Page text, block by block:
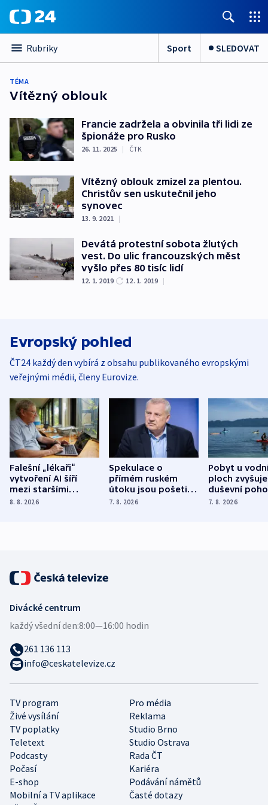
Rubriky Sport SLEDOVAT
TÉMA
Vítězný oblouk
Francie zadržela a obvinila tři lidi ze
špionáže pro Rusko
26. 11. 2025 | ČTK
Vítězný oblouk zmizel za plentou.
Christův sen uskutečnil jeho
synovec
13. 9. 2021 |
Devátá protestní sobota žlutých
vest. Do ulic francouzských měst
vyšlo přes 80 tisíc lidí
12. 1. 2019 12. 1. 2019 |
Evropský pohled
ČT24 každý den vybírá z obsahu publikovaného evropskými
veřejnými médii, členy Eurovize.
Falešní „lékaři“
vytvoření AI šíří
mezi staršími
Poláky nebezpečné
8. 8. 2026
Spekulace o
přímém ruském
útoku jsou pošetilé,
míní estonský
7. 8. 2026
Pobyt u
ploch zvyšuje
duševní
ukázala
7. 8. 2026
TV program
Pro média
Živé vysílání
Reklama
TV poplatky
Studio Brno
Teletext
Studio Ostrava
Podcasty
Rada ČT
Počasí
Kariéra
E-shop
Podávání námětů
Mobilní a TV aplikace
Časté dotazy
Divácké centrum
každý všední den:8:00—16:00 hodin
261 136 113
info@ceskatelevize.cz